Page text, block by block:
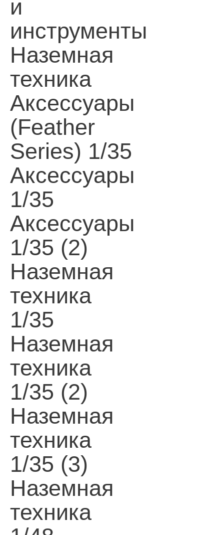
и
инструменты
Наземная
техника
Аксессуары
(Feather
Series) 1/35
Аксессуары
1/35
Аксессуары
1/35 (2)
Наземная
техника
1/35
Наземная
техника
1/35 (2)
Наземная
техника
1/35 (3)
Наземная
техника